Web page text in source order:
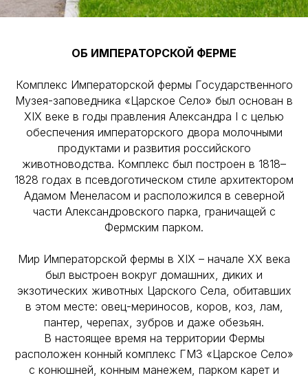
ОБ ИМПЕРАТОРСКОЙ ФЕРМЕ
Комплекс Императорской фермы Государственного
Музея-заповедника «Царское Село» был основан в
XIX веке в годы правления Александра I с целью
обеспечения императорского двора молочными
продуктами и развития российского
животноводства. Комплекс был построен в 1818–
1828 годах в псевдоготическом стиле архитектором
Адамом Менеласом и расположился в северной
части Александровского парка, граничащей с
Фермским парком.
Мир Императорской фермы в XIX – начале XX века
был выстроен вокруг домашних, диких и
экзотических животных Царского Села, обитавших
в этом месте: овец-мериносов, коров, коз, лам,
пантер, черепах, зубров и даже обезьян.
В настоящее время на территории Фермы
расположен конный комплекс ГМЗ «Царское Село»
с конюшней, конным манежем, парком карет и